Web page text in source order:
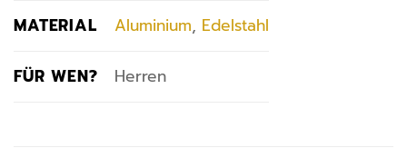
MATERIAL Aluminium, Edelstahl
FÜR WEN? Herren